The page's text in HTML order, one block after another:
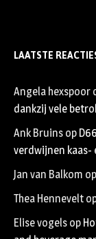
LAATSTE
Angela hexspoor
dankzij vele
Ank Bruins op
verdwijnen kaas-
Jan van Balkom op
Thea Hennevelt
Elise vogels op